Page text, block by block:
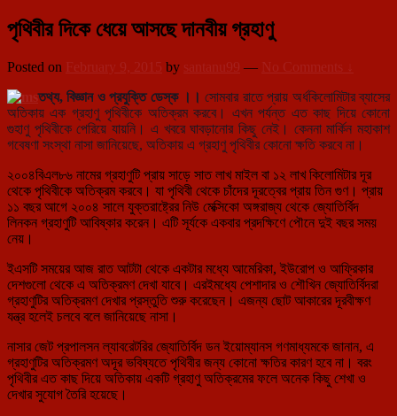
পৃথিবীর দিকে ধেয়ে আসছে দানবীয় গ্রহাণু
Posted on February 9, 2015 by santanu99 — No Comments ↓
তথ্য, বিজ্ঞান ও প্রযুক্তি ডেস্ক ।। সোমবার রাতে প্রায় অর্ধকিলোমিটার ব্যাসের
অতিকায় এক গ্রহাণু পৃথিবীকে অতিক্রম করবে। এখন পর্যন্ত এত কাছ দিয়ে কোনো
গুহাণু পৃথিবীকে পেরিয়ে যায়নি। এ খবরে ঘাবড়ানোর কিছু নেই। কেননা মার্কিন মহাকাশ
গবেষণা সংস্থা নাসা জানিয়েছে, অতিকায় এ গ্রহাণু পৃথিবীর কোনো ক্ষতি করবে না।
২০০৪বিএল৮৬ নামের গ্রহাণুটি প্রায় সাড়ে সাত লাখ মাইল বা ১২ লাখ কিলোমিটার দূর
থেকে পৃথিবীকে অতিক্রম করবে। যা পৃথিবী থেকে চাঁদের দূরত্বের প্রায় তিন গুণ। প্রায়
১১ বছর আগে ২০০৪ সালে যুক্তরাষ্ট্রের নিউ মেক্সিকো অঙ্গরাজ্য থেকে জ্যোতির্বিদ
লিনকন গ্রহাণুটি আবিষ্কার করেন। এটি সূর্যকে একবার প্রদক্ষিণে পৌনে দুই বছর সময়
নেয়।
ইএসটি সময়ের আজ রাত আটটা থেকে একটার মধ্যে আমেরিকা, ইউরোপ ও আফ্রিকার
দেশগুলো থেকে এ অতিক্রমণ দেখা যাবে। এরইমধ্যে পেশাদার ও শৌখিন জ্যোতির্বিদরা
গ্রহাণুটির অতিক্রমণ দেখার প্রস্তুতি শুরু করেছেন। এজন্য ছোট আকারের দূরবীক্ষণ
যন্ত্র হলেই চলবে বলে জানিয়েছে নাসা।
নাসার জেট প্রপালসন ল্যাবরেটরির জ্যোতির্বিদ ডন ইয়োম্যানস গণমাধ্যমকে জানান, এ
গ্রহাণুটির অতিক্রমণ অদূর ভবিষ্যতে পৃথিবীর জন্য কোনো ক্ষতির কারণ হবে না। বরং
পৃথিবীর এত কাছ দিয়ে অতিকায় একটি গ্রহাণু অতিক্রমের ফলে অনেক কিছু শেখা ও
দেখার সুযোগ তৈরি হয়েছে।